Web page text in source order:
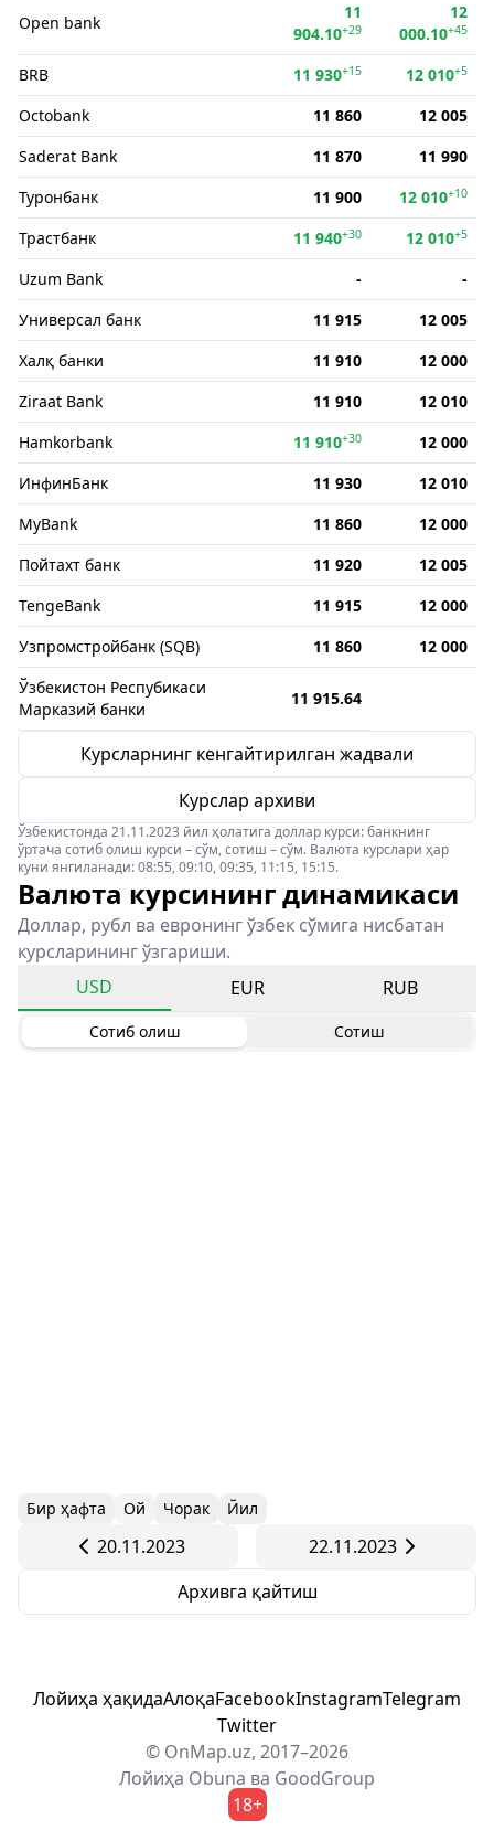
Open bank
11
904.10+29
12
000.10+45
BRB 11 930+15 12 010+5
Octobank 11 860
12 005
Saderat Bank
11 870
11 990
Туронбанк
11 900 12 010+10
Трастбанк 11 940+30 12 010+5
Uzum Bank -
-
Универсал банк
11 915
12 005
Халқ банки
11 910
12 000
Ziraat Bank
11 910
12 010
Hamkorbank
11 910+30
12 000
ИнфинБанк
11 930
12 010
MyBank
11 860
12 000
Пойтахт банк
11 920
12 005
TengeBank
11 915
12 000
Узпромстройбанк (SQB)
11 860
12 000
Ўзбекистон Респубикаси
Марказий банки
11 915.64
Курсларнинг кенгайтирилган жадвали
Курслар архиви
Ўзбекистонда 21.11.2023 йил ҳолатига доллар курси: банкнинг
ўртача сотиб олиш курси – сўм, сотиш – сўм. Валюта курслари ҳар
куни янгиланади: 08:55, 09:10, 09:35, 11:15, 15:15.
Валюта курсининг динамикаси
Доллар, рубл ва евронинг ўзбек сўмига нисбатан
курсларининг ўзгариши.
USD
EUR RUB
Сотиб олиш Сотиш
Бир ҳафта Ой Чорак Йил
20.11.2023
22.11.2023
Архивга қайтиш
Лойиҳа ҳақидаАлоқаFacebookInstagramTelegram
Twitter
© OnMap.uz, 2017–2026
Лойиҳа Obuna ва GoodGroup
18+